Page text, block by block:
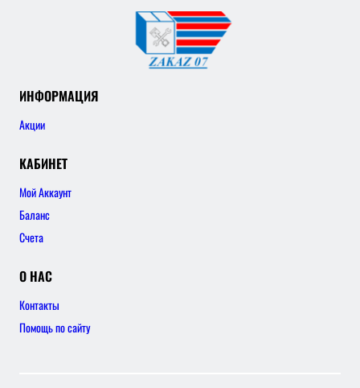
ИНФОРМАЦИЯ
Акции
КАБИНЕТ
Мой Аккаунт
Баланс
Счета
О НАС
Контакты
Помощь по сайту